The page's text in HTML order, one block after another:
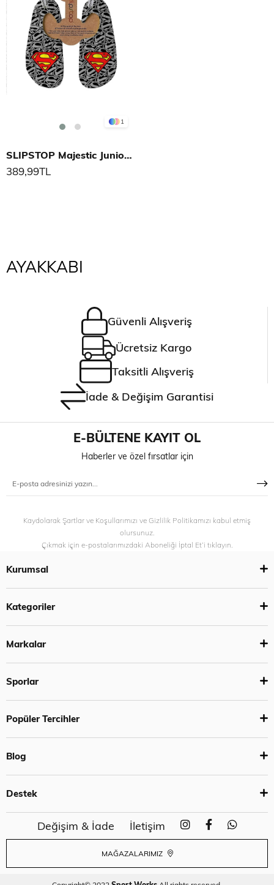
1
SLIPSTOP Majestic Junior Deniz Ayakkabısı
389,99TL
AYAKKABI
Güvenli Alışveriş
Ücretsiz Kargo
Taksitli Alışveriş
İade & Değişim Garantisi
E-BÜLTENE KAYIT OL
Haberler ve özel fırsatlar için
Kaydolarak Şartlar ve Koşullarımızı ve Gizlilik Politikamızı kabul etmiş
olursunuz.
Çıkmak için e-postalarımızdaki Aboneliği İptal Et’i tıklayın.
Kurumsal
Kategoriler
Markalar
Sporlar
Popüler Tercihler
Blog
Destek
Değişim & İade İletişim
MAĞAZALARIMIZ